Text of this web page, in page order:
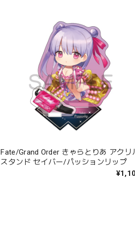
Fate/Grand Order きゃらとりあ アクリ
スタンド セイバー/パッションリップ